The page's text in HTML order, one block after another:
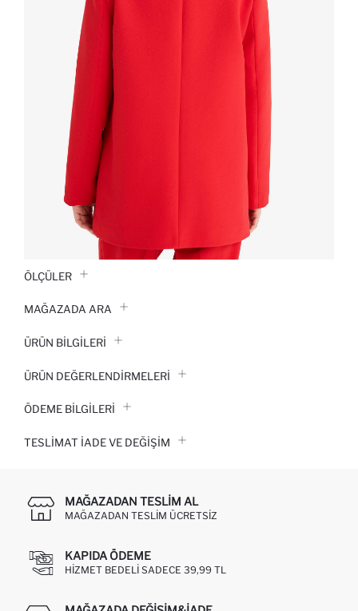
ÖLÇÜLER
MAĞAZADA ARA
ÜRÜN BILGILERI
ÜRÜN DEĞERLENDİRMELERİ
ÖDEME BİLGİLERİ
TESLIMAT İADE VE DEĞIŞIM
MAĞAZADAN TESLIM AL
MAĞAZADAN TESLIM ÜCRETSIZ
KAPIDA ÖDEME
HIZMET BEDELI SADECE 39,99 TL